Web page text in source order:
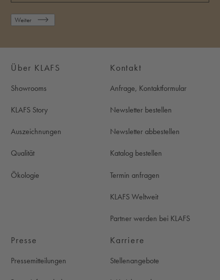
Weiter
Über KLAFS
Showrooms
KLAFS Story
Auszeichnungen
Qualität
Ökologie
Kontakt
Anfrage, Kontaktformular
Newsletter bestellen
Newsletter abbestellen
Katalog bestellen
Termin anfragen
KLAFS Weltweit
Partner werden bei KLAFS
Presse
Pressemitteilungen
Karriere
Stellenangebote